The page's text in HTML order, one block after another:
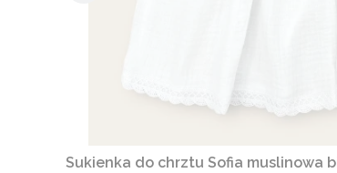
Sukienka do chrztu Sofia muslinowa